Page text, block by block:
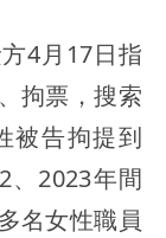
4月17日指
拘票，搜索
被告拘提到
、2023年間
名女性職員